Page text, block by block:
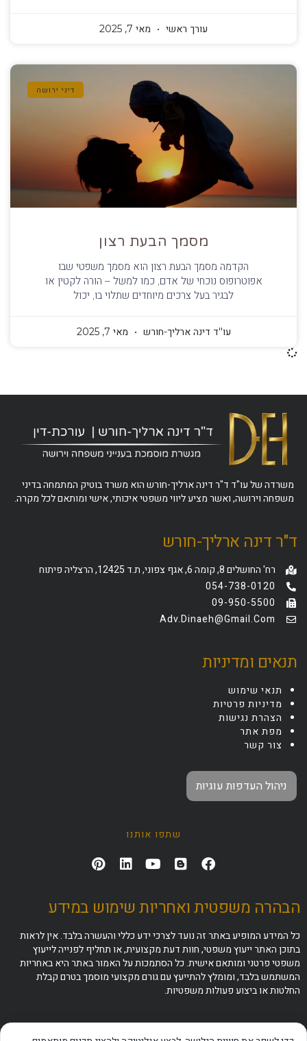
עורך ראשי מאי 7, 2025
דיני ירושה
מסמך הבעת רצון
הקדמה מסמך הבעת רצון הוא מסמך משפטי שבו
אפוטרופוס נוכחי של אדם, כמו למשל – הורה לקטין או
לבגיר בעל צרכים מיוחדים שתלוי בו, יכול
עו''ד דינה ארליך-חורש מאי 7, 2025
משרדה של עו"ד ד"ר דינה ארליך-חורש הוא משרד בוטיק המתמחה בדיני
משפחה וירושה, ואשר מציע ליווי משפטי איכותי, אישי ומותאם לכל מקרה.
ד"ר דינה ארליך-חורש
רח' החושלים 8, קומה 6, אגף צפוני, ת.ד 12425, הרצליה פיתוח
054-738-0120
09-950-5500
Adv.dinaeh@gmail.com
תנאים ומדיניות
תנאי שימוש
מדיניות פרטיות
הצהרת נגישות
מפת אתר
צור קשר
ניהול העדפות עוגיות
שתפו אותנו
הבהרה משפטית ואחריות שימוש במידע
כל המידע המופיע באתר זה נועד לצרכי ידע כללי והעשרה בלבד. אין לראות
בתוכן האתר ייעוץ משפטי, חוות דעת מקצועית, או תחליף לפנייה לייעוץ
משפטי פרטני ומותאם אישית. כל הסתמכות על האמור באתר היא באחריות
המשתמש בלבד, ומומלץ להתייעץ עם גורם מקצועי מוסמך בטרם קבלת
החלטות או ביצוע פעולות משפטיות.